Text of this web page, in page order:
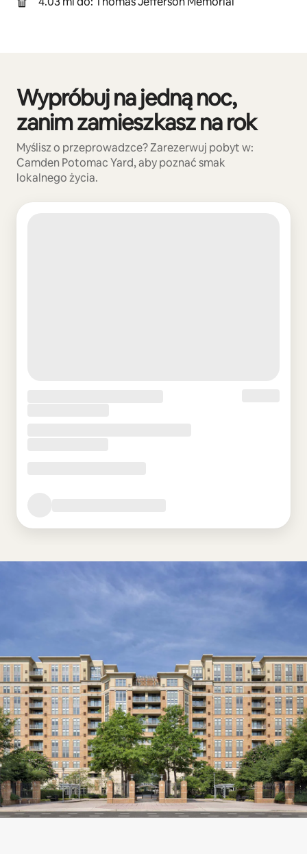
Wypróbuj na jedną noc,
zanim zamieszkasz na rok
Myślisz o przeprowadzce? Zarezerwuj pobyt w:
Camden Potomac Yard, aby poznać smak
lokalnego życia.
Widać 0 z 0 elementów